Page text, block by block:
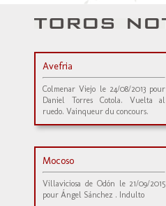
Avefria
Colmenar Viejo le 24/08/2013 pour
Daniel Torres Cotola. Vuelta al
ruedo. Vainqueur du concours.
Mocoso
Villaviciosa de Odón le 21/09/2015
pour Ángel Sánchez . Indulto